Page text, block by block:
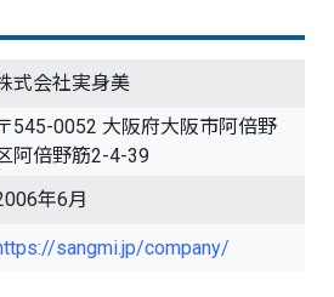
式会社実身美
545-0052 大阪府大阪市阿倍野
阿倍野筋2-4-39
年6月
sangmi.jp/company/